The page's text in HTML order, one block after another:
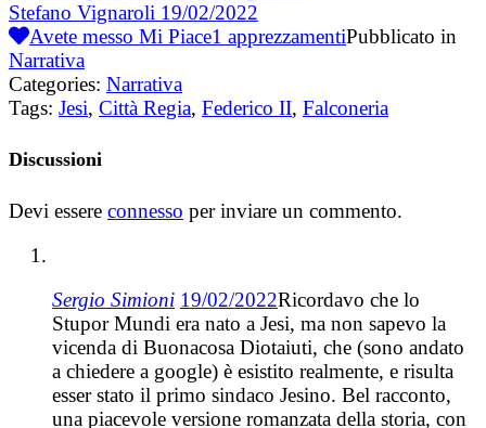
Stefano Vignaroli 19/02/2022
Avete messo Mi Piace1 apprezzamentiPubblicato in
Narrativa
Categories: Narrativa
Tags: Jesi, Città Regia, Federico II, Falconeria
Discussioni
Devi essere connesso per inviare un commento.
Sergio Simioni 19/02/2022Ricordavo che lo
Stupor Mundi era nato a Jesi, ma non sapevo la
vicenda di Buonacosa Diotaiuti, che (sono andato
a chiedere a google) è esistito realmente, e risulta
esser stato il primo sindaco Jesino. Bel racconto,
una piacevole versione romanzata della storia, con